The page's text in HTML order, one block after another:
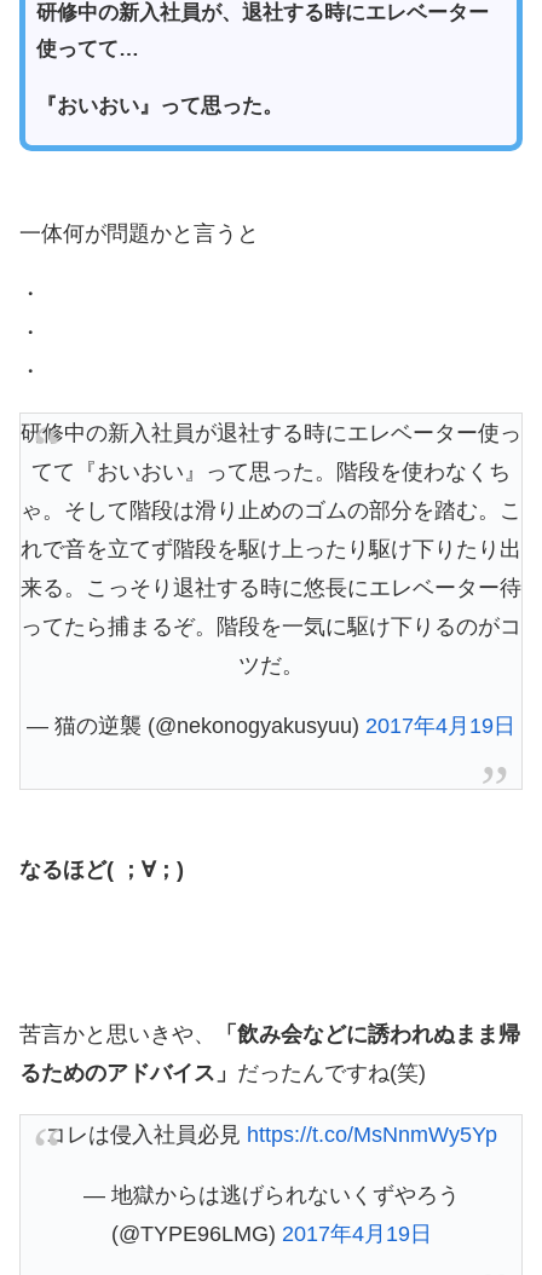
研修中の新入社員が、退社する時にエレベーター
使ってて…
『おいおい』って思った。
一体何が問題かと言うと
・
・
・
研修中の新入社員が退社する時にエレベーター使っ
てて『おいおい』って思った。階段を使わなくち
ゃ。そして階段は滑り止めのゴムの部分を踏む。こ
れで音を立てず階段を駆け上ったり駆け下りたり出
来る。こっそり退社する時に悠長にエレベーター待
ってたら捕まるぞ。階段を一気に駆け下りるのがコ
ツだ。
— 猫の逆襲 (@nekonogyakusyuu) 2017年4月19日
なるほど( ；∀；)
苦言かと思いきや、
「飲み会などに誘われぬまま帰
るためのアドバイス」 だったんですね(笑)
コレは侵入社員必見 https://t.co/MsNnmWy5Yp
— 地獄からは逃げられないくずやろう
(@TYPE96LMG) 2017年4月19日